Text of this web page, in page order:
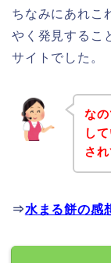
ちなみにあれこ
やく発見するこ
サイトでした。
な
し
さ
⇒水まる餅の感